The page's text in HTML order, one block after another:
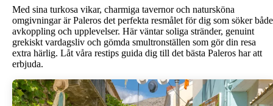
Med sina turkosa vikar, charmiga tavernor och natursköna
omgivningar är Paleros det perfekta resmålet för dig som söker både
avkoppling och upplevelser. Här väntar soliga stränder, genuint
grekiskt vardagsliv och gömda smultronställen som gör din resa
extra härlig. Låt våra restips guida dig till det bästa Paleros har att
erbjuda.